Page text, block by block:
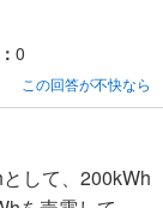
0
この回答が不快なら
して、200kWh